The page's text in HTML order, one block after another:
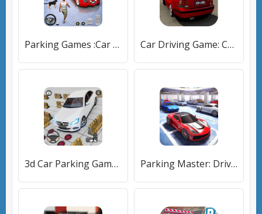
Parking Games :Car Driving Sim [Много монет] Car Driving Game: Car Parking [Мод меню]
3d Car Parking Game: Car Games [Много денег] Parking Master: Driving School [Много монет]